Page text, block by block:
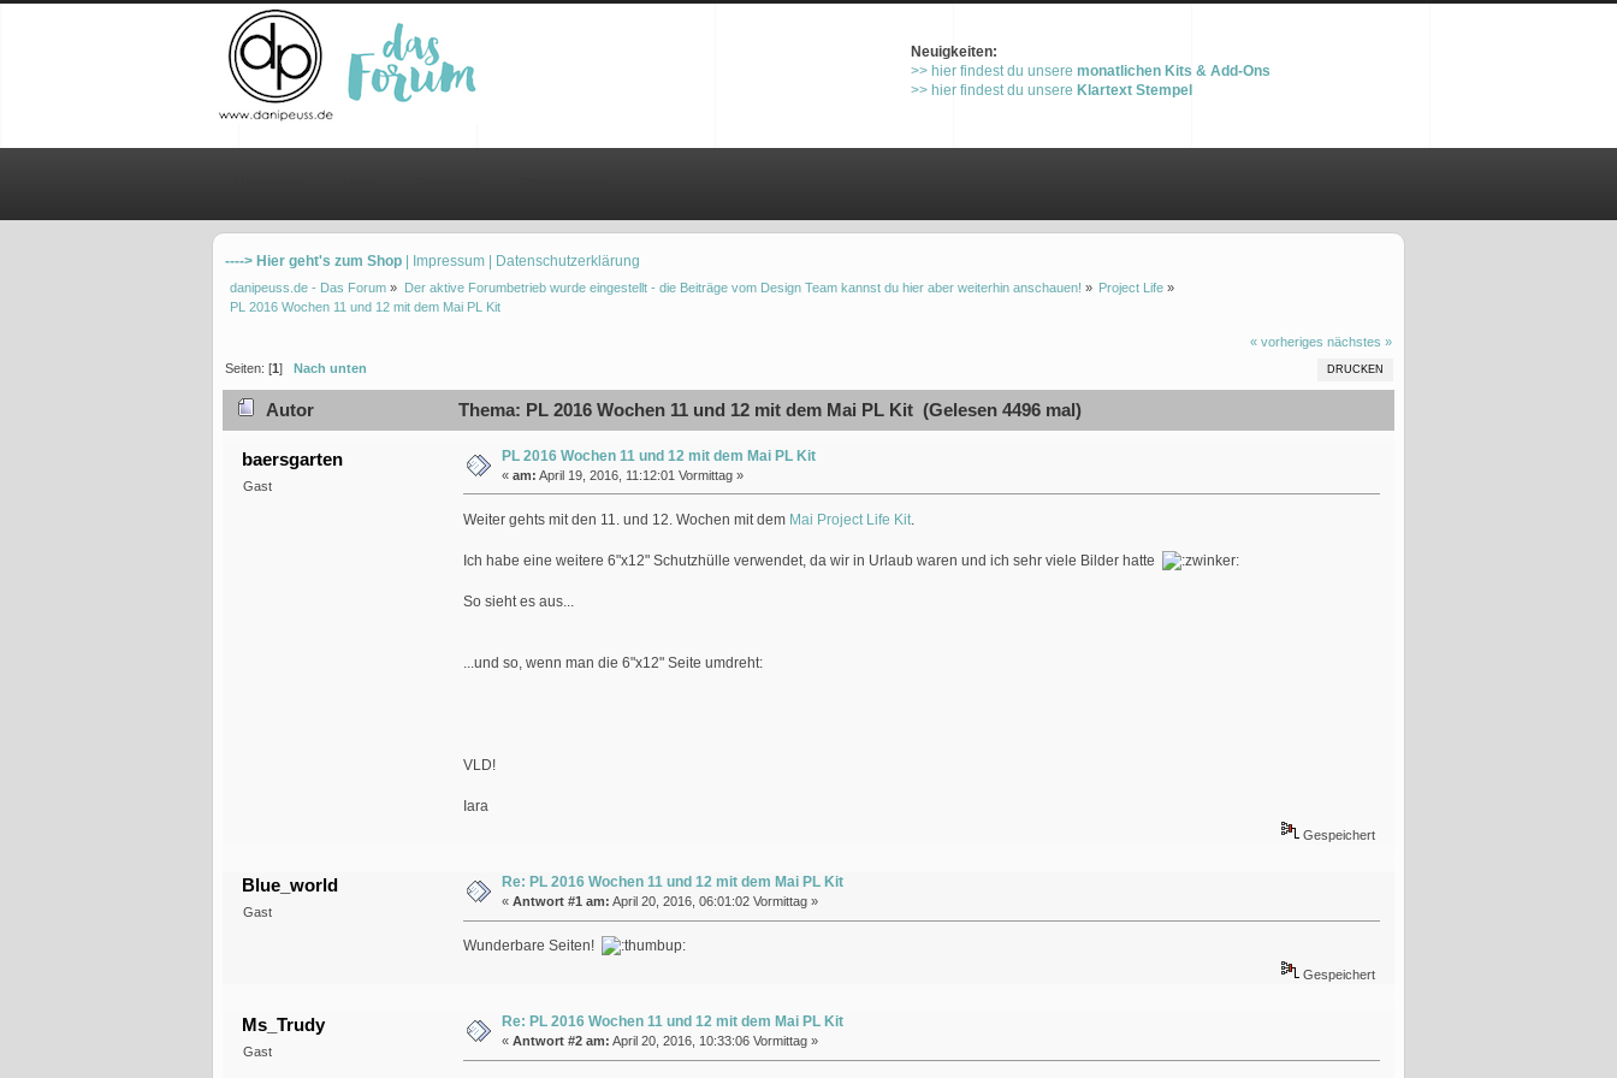
Neuigkeiten:
>> hier findest du unsere monatlichen Kits & Add-Ons
>> hier findest du unsere Klartext Stempel
----> Hier geht's zum Shop | Impressum | Datenschutzerklärung
danipeuss.de - Das Forum » Der aktive Forumbetrieb wurde eingestellt - die Beiträge vom Design Team kannst du hier aber weiterhin anschauen! » Project Life»
PL 2016 Wochen 11 und 12 mit dem Mai PL Kit
« vorheriges nächstes »
DRUCKEN
Seiten: [1] Nach unten
Autor Thema: PL 2016 Wochen 11 und 12 mit dem Mai PL Kit (Gelesen 4496 mal)
baersgarten
Gast
PL 2016 Wochen 11 und 12 mit dem Mai PL Kit
« am: April 19, 2016, 11:12:01 Vormittag »
Weiter gehts mit den 11. und 12. Wochen mit dem Mai Project Life Kit.
Ich habe eine weitere 6"x12" Schutzhülle verwendet, da wir in Urlaub waren und ich sehr viele Bilder hatte
So sieht es aus...
...und so, wenn man die 6"x12" Seite umdreht:
VLD!
Iara
Gespeichert
Blue_world
Gast
Re: PL 2016 Wochen 11 und 12 mit dem Mai PL Kit
« Antwort #1 am: April 20, 2016, 06:01:02 Vormittag »
Wunderbare Seiten!
Gespeichert
Ms_Trudy
Gast
Re: PL 2016 Wochen 11 und 12 mit dem Mai PL Kit
« Antwort #2 am: April 20, 2016, 10:33:06 Vormittag »